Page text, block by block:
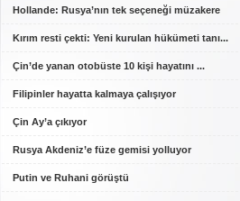
Hollande: Rusya’nın tek seçeneği müzakere
Kırım resti çekti: Yeni kurulan hükümeti tanı...
Çin’de yanan otobüste 10 kişi hayatını ...
Filipinler hayatta kalmaya çalışıyor
Çin Ay’a çıkıyor
Rusya Akdeniz’e füze gemisi yolluyor
Putin ve Ruhani görüştü